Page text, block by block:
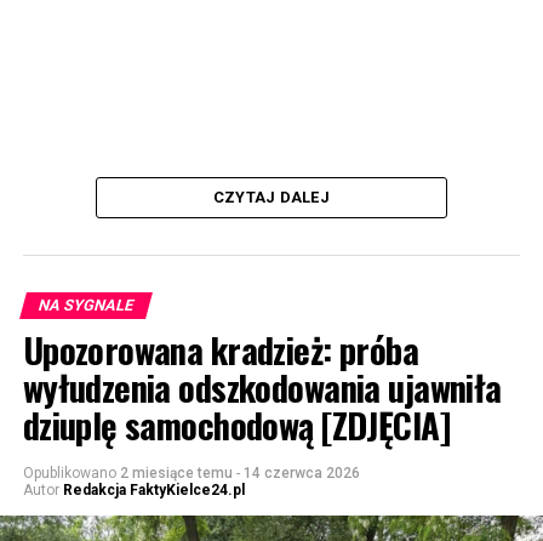
CZYTAJ DALEJ
NA SYGNALE
Upozorowana kradzież: próba
wyłudzenia odszkodowania ujawniła
dziuplę samochodową [ZDJĘCIA]
Opublikowano 2 miesiące temu - 14 czerwca 2026
Autor Redakcja FaktyKielce24.pl